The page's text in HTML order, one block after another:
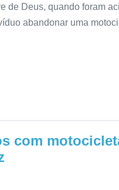
de Deus, quando foram
abandonar uma
com